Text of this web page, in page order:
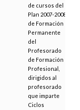
de cursos del
Plan 2007-2008
de Formación
Permanente
del
Profesorado
de Formación
Profesional,
dirigidos al
profesorado
que imparte
Ciclos